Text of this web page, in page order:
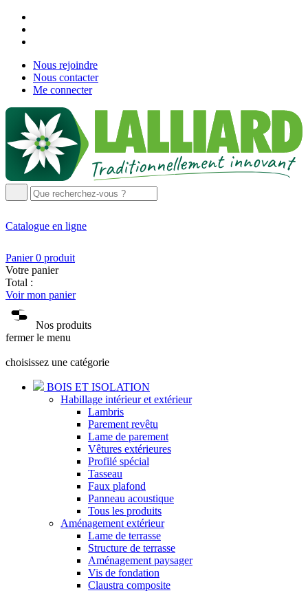
Nous rejoindre
Nous contacter
Me connecter
Catalogue en ligne
Panier 0 produit
Votre panier
Total :
Voir mon panier
Nos produits
fermer le menu
choisissez une catégorie
BOIS ET ISOLATION
Habillage intérieur et extérieur
Lambris
Parement revêtu
Lame de parement
Vêtures extérieures
Profilé spécial
Tasseau
Faux plafond
Panneau acoustique
Tous les produits
Aménagement extérieur
Lame de terrasse
Structure de terrasse
Aménagement paysager
Vis de fondation
Claustra composite